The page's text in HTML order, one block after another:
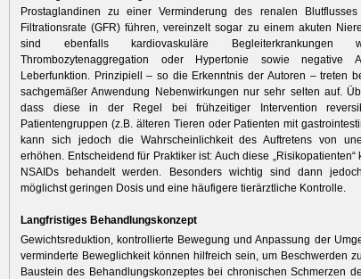
Prostaglandinen zu einer Verminderung des renalen
Filtrationsrate (GFR) führen, vereinzelt sogar zu einem akuten
sind ebenfalls kardiovaskuläre
Thrombozytenaggregation oder Hypertonie sowie negative
Leberfunktion. Prinzipiell – so die Erkenntnis der Autoren – treten
sachgemäßer Anwendung Nebenwirkungen nur sehr selten auf.
dass diese in der Regel bei frühzeitiger Intervention
Patientengruppen (z.B. älteren Tieren oder Patienten mit
kann sich jedoch die Wahrscheinlichkeit des Auftretens von
erhöhen. Entscheidend für Praktiker ist: Auch diese
NSAIDs behandelt werden. Besonders wichtig sind dann
möglichst geringen Dosis und eine häufigere tierärztliche Kontrolle.
Langfristiges Behandlungskonzept
Gewichtsreduktion, kontrollierte Bewegung und Anpassung der
verminderte Beweglichkeit können hilfreich sein, um Beschwerden
Baustein des Behandlungskonzeptes bei chronischen Schmerzen